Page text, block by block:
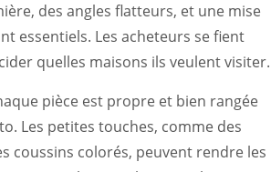
des angles flatteurs, et une mise
essentiels. Les acheteurs se fient
quelles maisons ils veulent visiter.
pièce est propre et bien rangée
Les petites touches, comme des
coussins colorés, peuvent rendre les